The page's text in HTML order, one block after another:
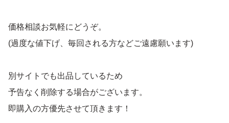
価格相談お気軽にどうぞ。
(過度な値下げ、毎回される方などご遠慮願います)
別サイトでも出品しているため
予告なく削除する場合がございます。
即購入の方優先させて頂きます！